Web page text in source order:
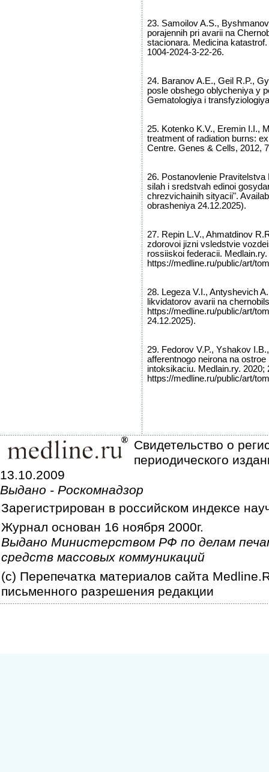
23. Samoilov A.S.,
porajennih pri avarii na
stacionara. Medicina
1004-2024-3-22-26.
24. Baranov A.E., Geil R.P.,
posle obshego oblycheniya y
Gematologiya i
25. Kotenko K.V., Eremin I.I.,
treatment of radiation burns:
Centre. Genes & Cells, 2012,
26. Postanovlenie Pravitelstva
silah i sredstvah edinoi
chrezvichainih sityacii".
obrasheniya 24.12.2025).
27. Repin L.V., Ahmatdinov
zdorovoi jizni vsledstvie
rossiiskoi federacii.
https://medline.ru/public/art/
28. Legeza V.I., Antyshevich
likvidatorov avarii na
https://medline.ru/public/art/
24.12.2025).
29. Fedorov V.P., Yshakov
afferentnogo neirona na
intoksikaciu. Medlain.ry. 2020;
https://medline.ru/public/art/
Свидетельство о
периодического
13.10.2009
Выдано - Роскомнадзор
Зарегистрирован в российском индексе
Журнал основан 16 ноября 2000г.
Выдано Министерством РФ по делам
средств массовых коммуникаций
(c) Перепечатка материалов сайта
письменного разрешения редакции